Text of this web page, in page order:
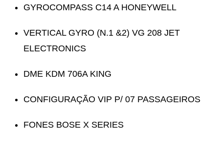
GYROCOMPASS C14 A HONEYWELL
VERTICAL GYRO (N.1 &2) VG 208 JET
ELECTRONICS
DME KDM 706A KING
CONFIGURAÇÃO VIP P/ 07 PASSAGEIROS
FONES BOSE X SERIES